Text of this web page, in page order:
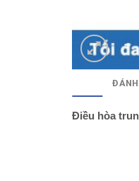
Điều hòa